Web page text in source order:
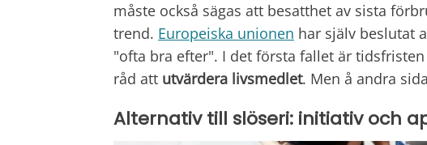
måste också sägas att besatthet av sista
trend. Europeiska unionen har själv beslutat
"ofta bra efter". I det första fallet är
råd att utvärdera livsmedlet. Men å andra
Alternativ till slöseri: initiativ och